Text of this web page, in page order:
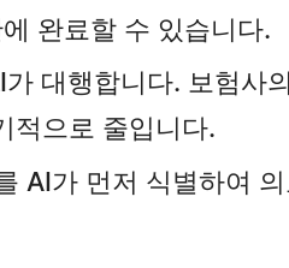
완료할 수 있습니다.
대행합니다. 보험사
적으로 줄입니다.
AI가 먼저 식별하여